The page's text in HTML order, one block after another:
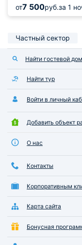
от7 500руб.за 1
Частный сектор
Найти гостевой дом
Найти тур
Войти в личный
Добавить объект
О нас
Контакты
Корпоративным
Карта сайта
Бонусная